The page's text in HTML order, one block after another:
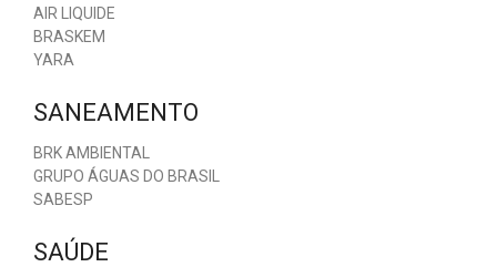
AIR LIQUIDE
BRASKEM
YARA
SANEAMENTO
BRK AMBIENTAL
GRUPO ÁGUAS DO BRASIL
SABESP
SAÚDE